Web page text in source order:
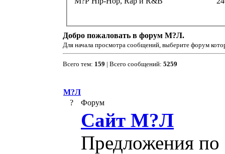
Добро пожаловать в форум М?Л.
Для начала просмотра сообщений, выберите форум
Всего тем: 159 | Всего сообщений: 5259
М?Л
?
Форум
Сайт М?Л
Предложения по